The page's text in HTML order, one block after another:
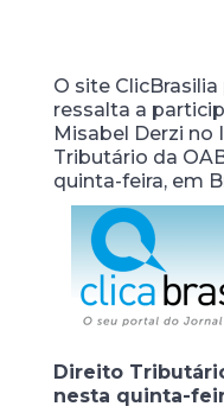
O site
ressalta a
Misabel Derzi no
Tributário da
quinta-feira, em
Direito
nesta quinta-